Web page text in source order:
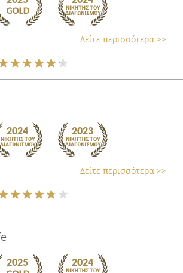
Δείτε περισσότερα >>
Δείτε περισσότερα >>